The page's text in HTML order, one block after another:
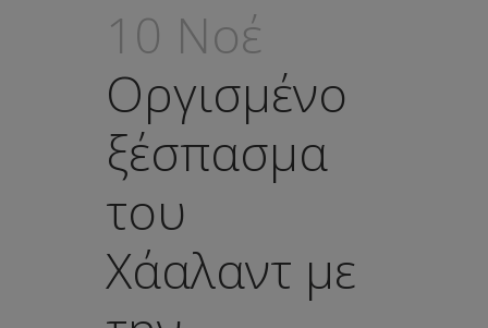
10 Νοέ
Οργισμένο
ξέσπασμα
του
Χάαλαντ με